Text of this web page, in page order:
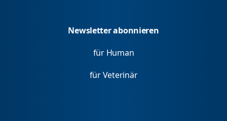
Newsletter abonnieren
für Human
für Veterinär